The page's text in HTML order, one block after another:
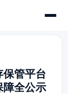
管平台
障全公示